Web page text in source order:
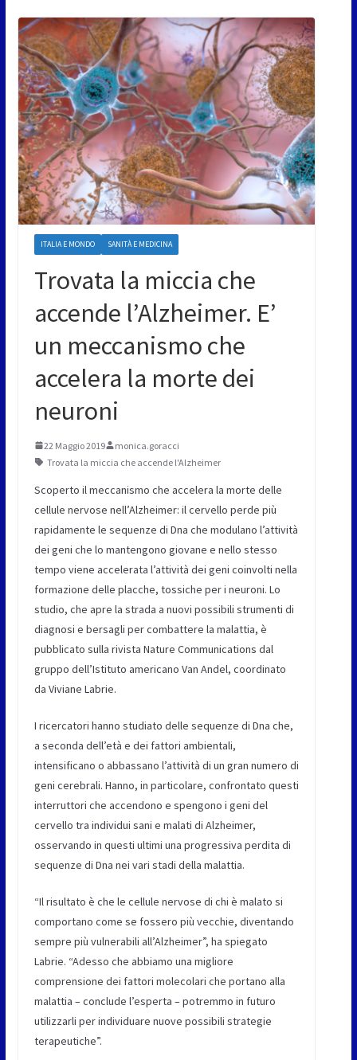
ITALIA E MONDO SANITÀ E MEDICINA
Trovata la miccia che
accende l’Alzheimer. E’
un meccanismo che
accelera la morte dei
neuroni
22 Maggio 2019
monica.goracci
Trovata la miccia che accende l'Alzheimer
Scoperto il meccanismo che accelera la morte delle
cellule nervose nell’Alzheimer: il cervello perde più
rapidamente le sequenze di Dna che modulano l’attività
dei geni che lo mantengono giovane e nello stesso
tempo viene accelerata l’attività dei geni coinvolti nella
formazione delle placche, tossiche per i neuroni. Lo
studio, che apre la strada a nuovi possibili strumenti di
diagnosi e bersagli per combattere la malattia, è
pubblicato sulla rivista Nature Communications dal
gruppo dell’Istituto americano Van Andel, coordinato
da Viviane Labrie.
I ricercatori hanno studiato delle sequenze di Dna che,
a seconda dell’età e dei fattori ambientali,
intensificano o abbassano l’attività di un gran numero di
geni cerebrali. Hanno, in particolare, confrontato questi
interruttori che accendono e spengono i geni del
cervello tra individui sani e malati di Alzheimer,
osservando in questi ultimi una progressiva perdita di
sequenze di Dna nei vari stadi della malattia.
“Il risultato è che le cellule nervose di chi è malato si
comportano come se fossero più vecchie, diventando
sempre più vulnerabili all’Alzheimer”, ha spiegato
Labrie. “Adesso che abbiamo una migliore
comprensione dei fattori molecolari che portano alla
malattia – conclude l’esperta – potremmo in futuro
utilizzarli per individuare nuove possibili strategie
terapeutiche”.